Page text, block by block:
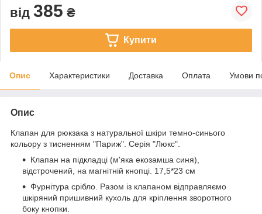
від 385 ₴
Купити
Опис Характеристики Доставка Оплата Умови
Опис
Клапан для рюкзака з натуральної шкіри темно-синього
кольору з тисненням "Париж". Серія "Люкс".
Клапан на підкладці (м'яка екозамша синя),
відстрочений, на магнітній кнопці. 17,5*23 см
Фурнітура срібло. Разом із клапаном відправляємо
шкіряний пришивний кухоль для кріплення зворотного
боку кнопки.